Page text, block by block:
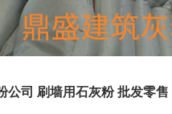
公司 刷墙用石灰粉 批发零售